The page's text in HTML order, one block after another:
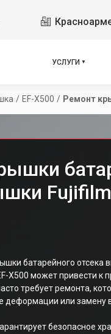
УСЛУГИ
/ EF-X500 / Ремонт
Fujifilm
батарейного
X500 может привести
требует ремонта,
деформации или замену
безопасное